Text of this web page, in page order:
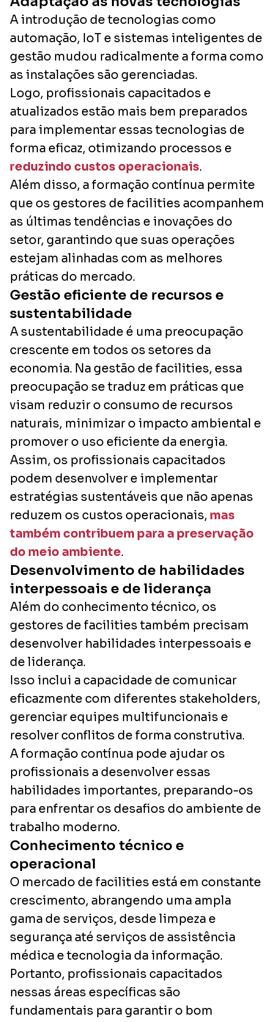
A introdução de tecnologias como
automação, IoT e sistemas inteligentes de
gestão mudou radicalmente a forma como
as instalações são gerenciadas.
Logo, profissionais capacitados e
atualizados estão mais bem preparados
para implementar essas tecnologias de
forma eficaz, otimizando processos e
reduzindo custos operacionais.
Além disso, a formação contínua permite
que os gestores de facilities acompanhem
as últimas tendências e inovações do
setor, garantindo que suas operações
estejam alinhadas com as melhores
práticas do mercado.
Gestão eficiente de recursos e
sustentabilidade
A sustentabilidade é uma preocupação
crescente em todos os setores da
economia. Na gestão de facilities, essa
preocupação se traduz em práticas que
visam reduzir o consumo de recursos
naturais, minimizar o impacto ambiental e
promover o uso eficiente da energia.
Assim, os profissionais capacitados
podem desenvolver e implementar
estratégias sustentáveis que não apenas
reduzem os custos operacionais, mas
também contribuem para a preservação
do meio ambiente.
Desenvolvimento de habilidades
interpessoais e de liderança
Além do conhecimento técnico, os
gestores de facilities também precisam
desenvolver habilidades interpessoais e
de liderança.
Isso inclui a capacidade de comunicar
eficazmente com diferentes stakeholders,
gerenciar equipes multifuncionais e
resolver conflitos de forma construtiva.
A formação contínua pode ajudar os
profissionais a desenvolver essas
habilidades importantes, preparando-os
para enfrentar os desafios do ambiente de
trabalho moderno.
Conhecimento técnico e
operacional
O mercado de facilities está em constante
crescimento, abrangendo uma ampla
gama de serviços, desde limpeza e
segurança até serviços de assistência
médica e tecnologia da informação.
Portanto, profissionais capacitados
nessas áreas específicas são
fundamentais para garantir o bom